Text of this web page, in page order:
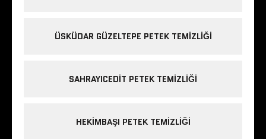
ÜSKÜDAR GÜZELTEPE PETEK TEMIZLIĞI
SAHRAYICEDIT PETEK TEMIZLIĞI
HEKIMBAŞI PETEK TEMIZLIĞI